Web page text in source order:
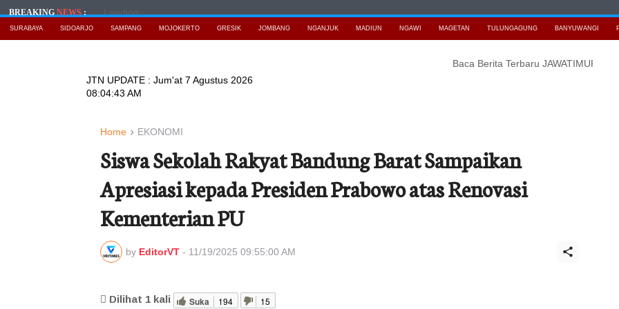
BREAKINGNEWS: Loading...
SURABAYA SIDOARJO SAMPANG MOJOKERTO GRESIK JOMBANG NGANJUK MADIUN NGAWI MAGETAN TULUNGAGUNG BANYUWANGI
Baca Berita Terbaru JAWATIMURNEWS
JTN UPDATE : Jum'at 7 Agustus 2026
08:04:44 AM
Home EKONOMI
Siswa Sekolah Rakyat Bandung Barat Sampaikan
Apresiasi kepada Presiden Prabowo atas Renovasi
Kementerian PU
by EditorVT - 11/19/2025 09:55:00 AM
Dilihat 1 kali Suka 194 15